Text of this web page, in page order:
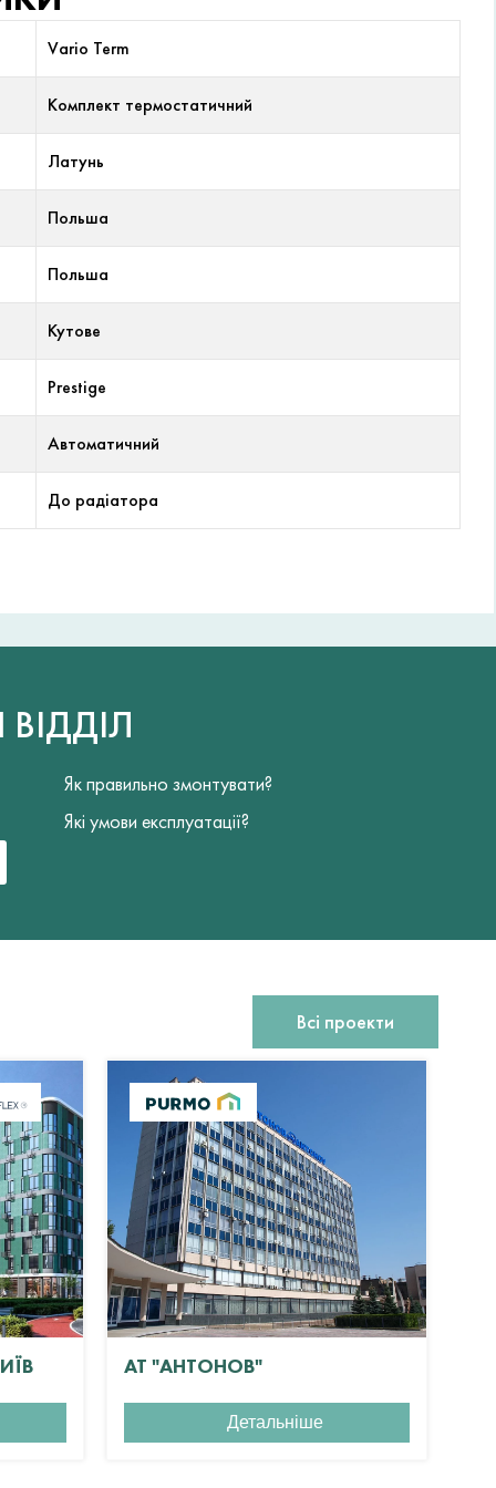
Vario Term
Комплект термостатичний
Латунь
Польша
Польша
Кутове
Prestige
Автоматичний
До радіатора
ВІДДІЛ
Як правильно змонтувати?
Які умови експлуатації?
Всі проекти
АТ "АНТОНОВ"
Детальніше